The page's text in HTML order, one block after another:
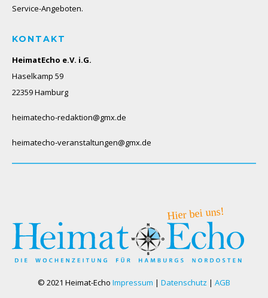
Service-Angeboten.
KONTAKT
HeimatEcho e.V. i.G.
Haselkamp 59
22359 Hamburg
heimatecho-redaktion@gmx.de
heimatecho-veranstaltungen@gmx.de
© 2021 Heimat-Echo Impressum | Datenschutz | AGB